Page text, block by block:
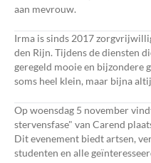
aan mevrouw.
Irma is sinds 2017
den Rijn. Tijdens de diensten
geregeld mooie en bijzondere
soms heel klein, maar bijna
Op woensdag 5 november
stervensfase" van Carend
Dit evenement biedt artsen,
studenten en alle